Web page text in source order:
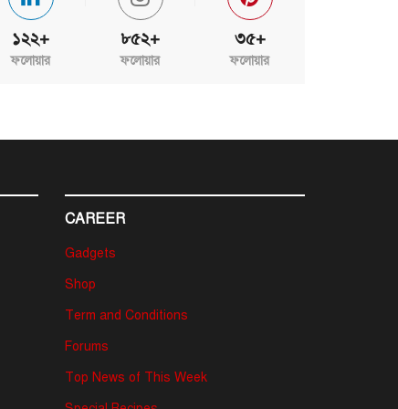
১২২+
ফলোয়ার
৮৫২+
ফলোয়ার
৩৫+
ফলোয়ার
CAREER
Gadgets
Shop
Term and Conditions
Forums
Top News of This Week